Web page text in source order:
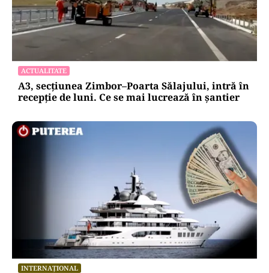
ACTUALITATE
A3, secțiunea Zimbor–Poarta Sălajului, intră în
recepție de luni. Ce se mai lucrează în șantier
INTERNAȚIONAL